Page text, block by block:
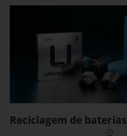
Reciclagem de baterias